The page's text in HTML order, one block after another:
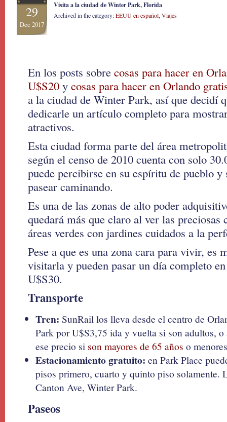
29
Dec 2017
Visita a la ciudad de Winter Park, Florida
Archived in the category:EEUU en español, Viajes
En los posts sobre cosas para hacer en
U$S20 y cosas para hacer en Orlando
a la ciudad de Winter Park, así que decidí
dedicarle un artículo completo para
atractivos.
Esta ciudad forma parte del área
según el censo de 2010 cuenta con solo
puede percibirse en su espíritu de pueblo y
pasear caminando.
Es una de las zonas de alto poder
quedará más que claro al ver las preciosas
áreas verdes con jardines cuidados a la
Pese a que es una zona cara para vivir, es
visitarla y pueden pasar un día completo
U$S30.
Transporte
Tren: SunRail los lleva desde el centro de
Park por U$S3,75 ida y vuelta si son adultos,
ese precio si son mayores de 65 años o
Estacionamiento gratuito: en Park Place
pisos primero, cuarto y quinto piso solamente.
Canton Ave, Winter Park.
Paseos